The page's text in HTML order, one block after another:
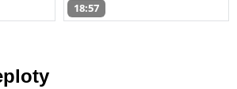
18:57